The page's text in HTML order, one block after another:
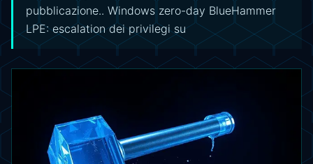
pubblicazione.. Windows zero-day BlueHammer
LPE: escalation dei privilegi su